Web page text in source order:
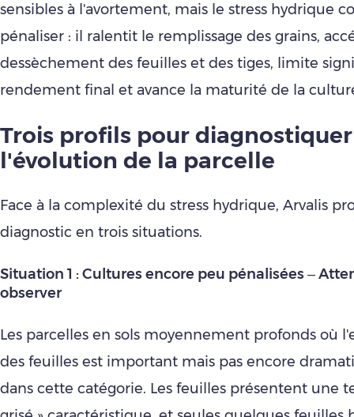
sensibles à l'avortement, mais le stress hydrique
pénaliser : il ralentit le remplissage des grains,
dessèchement des feuilles et des tiges, limite
rendement final et avance la maturité de la
Trois profils pour diagnostiquer
l'évolution de la parcelle
Face à la complexité du stress hydrique, Arvalis
diagnostic en trois situations.
Situation 1 : Cultures encore peu pénalisées –
observer
Les parcelles en sols moyennement profonds où
des feuilles est important mais pas encore
dans cette catégorie. Les feuilles présentent une